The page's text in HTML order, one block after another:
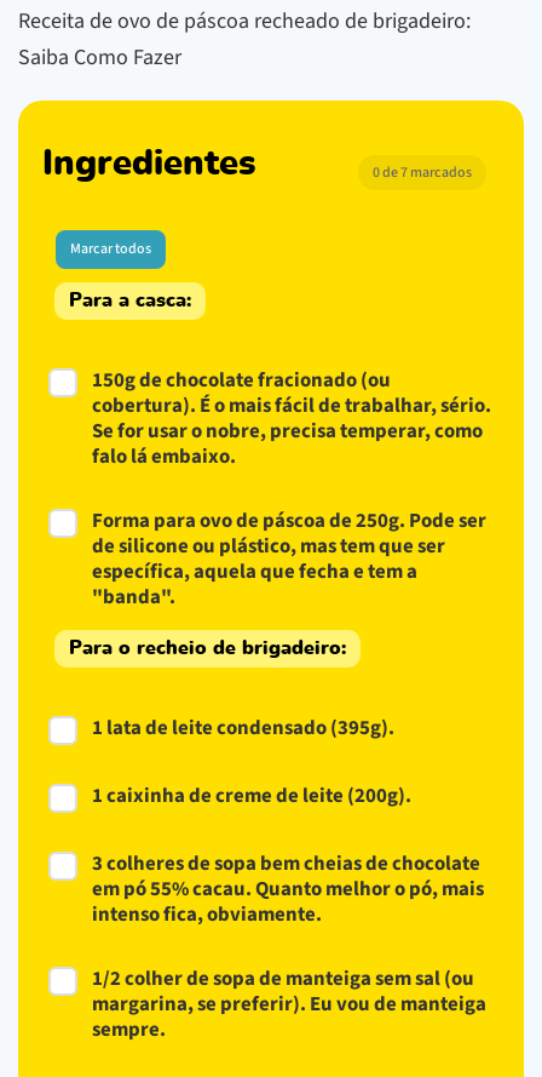
Receita de ovo de páscoa recheado de brigadeiro:
Saiba Como Fazer
Ingredientes 0 de 7 marcados
Marcar todos
Para a casca:
150g de chocolate fracionado (ou
cobertura). É o mais fácil de trabalhar, sério.
Se for usar o nobre, precisa temperar, como
falo lá embaixo.
Forma para ovo de páscoa de 250g. Pode ser
de silicone ou plástico, mas tem que ser
específica, aquela que fecha e tem a
"banda".
Para o recheio de brigadeiro:
1 lata de leite condensado (395g).
1 caixinha de creme de leite (200g).
3 colheres de sopa bem cheias de chocolate
em pó 55% cacau. Quanto melhor o pó, mais
intenso fica, obviamente.
1/2 colher de sopa de manteiga sem sal (ou
margarina, se preferir). Eu vou de manteiga
sempre.